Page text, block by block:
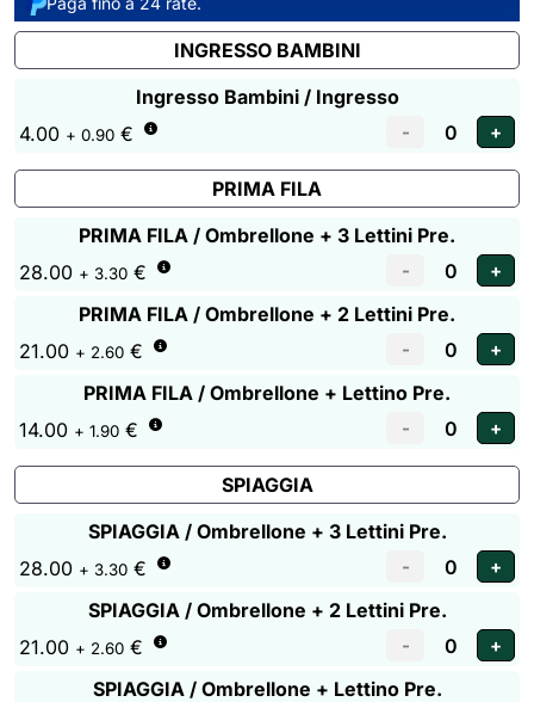
INGRESSO BAMBINI
Ingresso Bambini / Ingresso
4.00 + 0.90 €
PRIMA FILA
PRIMA FILA / Ombrellone + 3 Lettini Pre.
28.00 + 3.30 €
PRIMA FILA / Ombrellone + 2 Lettini Pre.
21.00 + 2.60 €
PRIMA FILA / Ombrellone + Lettino Pre.
14.00 + 1.90 €
SPIAGGIA
SPIAGGIA / Ombrellone + 3 Lettini Pre.
28.00 + 3.30 €
SPIAGGIA / Ombrellone + 2 Lettini Pre.
21.00 + 2.60 €
SPIAGGIA / Ombrellone + Lettino Pre.